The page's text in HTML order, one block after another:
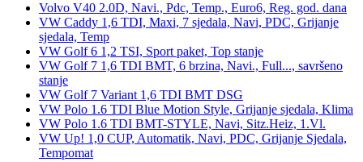
Volvo V40 2.0D, Navi., Pdc, Temp., Euro6, Reg. god. dana
VW Caddy 1,6 TDI, Maxi, 7 sjedala, Navi, PDC, Grijanje
sjedala, Temp
VW Golf 6 1,2 TSI, Sport paket, Top stanje
VW Golf 7 1,6 TDI BMT, 6 brzina, Navi., Full..., savršeno
stanje
VW Golf 7 Variant 1,6 TDI BMT DSG
VW Polo 1.6 TDI Blue Motion Style, Grijanje sjedala, Klima
VW Polo 1.6 TDI BMT-STYLE, Navi, Sitz.Heiz, 1.Vl.
VW Up! 1,0 CUP, Automatik, Navi, PDC, Grijanje Sjedala,
Tempomat